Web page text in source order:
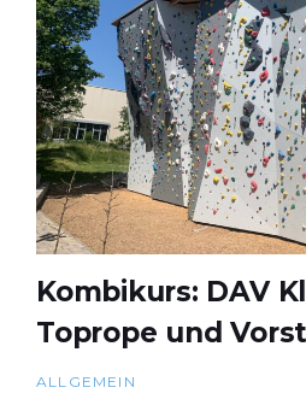
Kombikurs: DAV
Toprope und
ALLGEMEIN